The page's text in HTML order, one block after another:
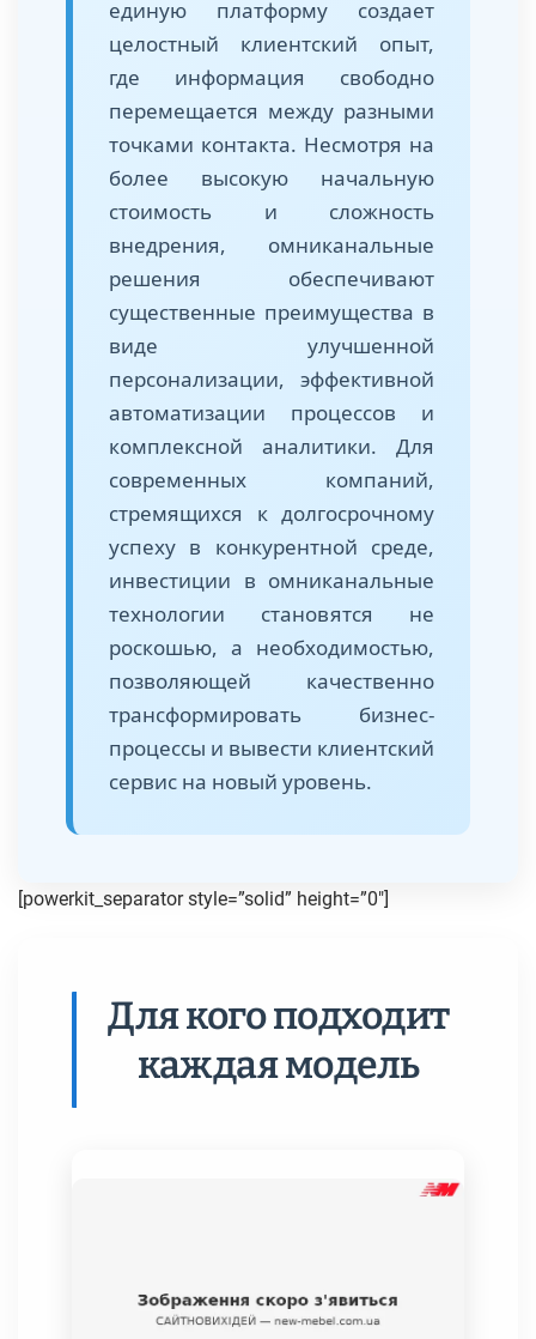
единую платформу создает
целостный клиентский опыт,
где информация свободно
перемещается между разными
точками контакта. Несмотря на
более высокую начальную
стоимость и сложность
внедрения, омниканальные
решения обеспечивают
существенные преимущества в
виде улучшенной
персонализации, эффективной
автоматизации процессов и
комплексной аналитики. Для
современных компаний,
стремящихся к долгосрочному
успеху в конкурентной среде,
инвестиции в омниканальные
технологии становятся не
роскошью, а необходимостью,
позволяющей качественно
трансформировать бизнес-
процессы и вывести клиентский
сервис на новый уровень.
[powerkit_separator style=”solid” height=”0″]
Для кого подходит
каждая модель